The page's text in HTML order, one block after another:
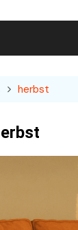
herbst